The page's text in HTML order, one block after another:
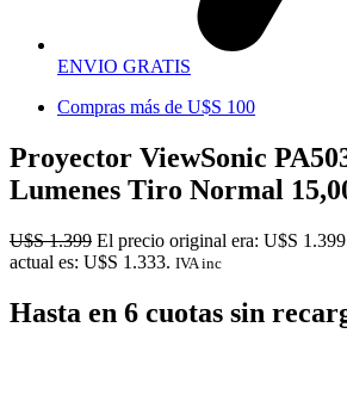
ENVIO GRATIS
Compras más de U$S 100
Proyector ViewSonic
Lumenes Tiro Normal
U$S1.399 El precio original era: U$S
actual es: U$S 1.333. IVA inc
Hasta en 6 cuotas sin